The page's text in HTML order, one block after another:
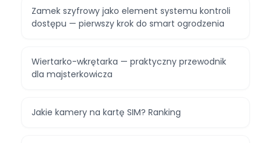
Zamek szyfrowy jako element systemu kontroli
dostępu — pierwszy krok do smart ogrodzenia
Wiertarko-wkrętarka — praktyczny przewodnik
dla majsterkowicza
Jakie kamery na kartę SIM? Ranking